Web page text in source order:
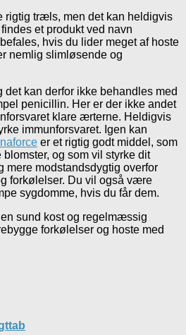
rigtig træls, men det kan heldigvis
et produkt ved navn
hvis du lider meget af hoste
nemlig slimløsende og
det kan derfor ikke behandles med
penicillin. Her er der ikke andet
klare ærterne. Heldigvis
immunforsvaret. Igen kan
er et rigtig godt middel, som
og som vil styrke dit
mere modstandsdygtig overfor
forkølelser. Du vil også være
sygdomme, hvis du får dem.
sund kost og regelmæssig
forkølelser og hoste med